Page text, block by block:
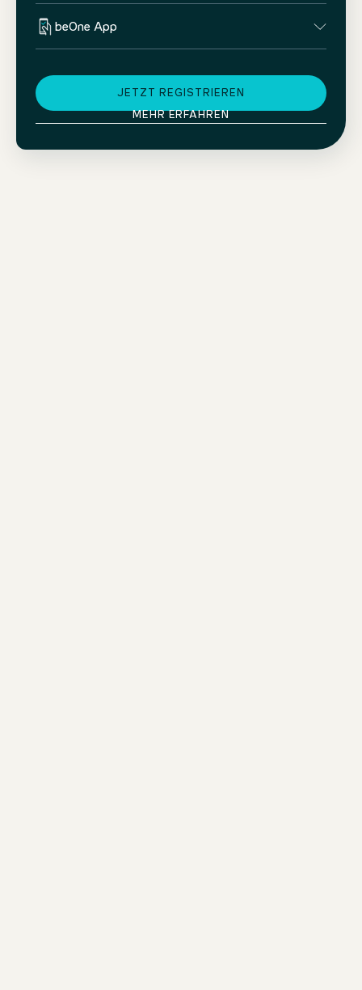
beOne App
JETZT REGISTRIEREN
MEHR ERFAHREN